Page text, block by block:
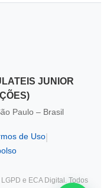
JUNIOR
Paulo – Brasil
de Uso
e ECA Digital. Todos